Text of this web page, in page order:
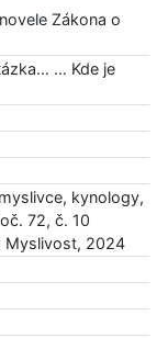
Zákona o
… Kde je
kynology,
72, č. 10
Myslivost, 2024